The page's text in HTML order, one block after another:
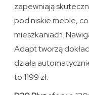
zapewniają
pod niskie meble,
mieszkaniach.
Adapt tworzą
działa
to 1199 zł.